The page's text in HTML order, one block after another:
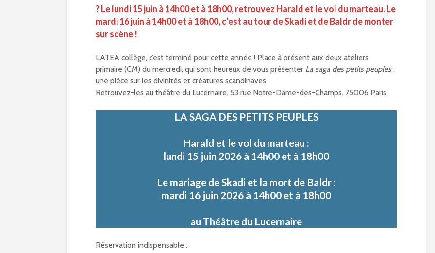
? Le lundi 15 juin à 14h00 et à 18h00, retrouvez Harald et le vol du marteau. Le
mardi 16 juin à 14h00 et à 18h00, c’est au tour de Skadi et de Baldr de monter
sur scène !
L’ATEA collège, c’est terminé pour cette année ! Place à présent aux deux ateliers
primaire (CM) du mercredi, qui sont heureux de vous présenter La saga des petits peuples;
une pièce sur les divinités et créatures scandinaves.
Retrouvez-les au théâtre du Lucernaire, 53 rue Notre-Dame-des-Champs, 75006 Paris.
LA SAGA DES PETITS PEUPLES
Harald et le vol du marteau :
lundi 15 juin 2026 à 14h00 et à 18h00
Le mariage de Skadi et la mort de Baldr :
mardi 16 juin 2026 à 14h00 et à 18h00
au Théâtre du Lucernaire
Réservation indispensable :